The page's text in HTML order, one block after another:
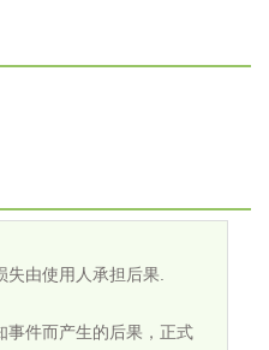
由使用人承担后果.
事件而产生的后果，正式